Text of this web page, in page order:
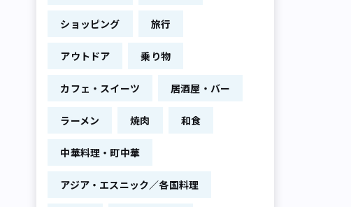
ショッピング 旅行
アウトドア 乗り物
カフェ・スイーツ 居酒屋・バー
ラーメン 焼肉 和食
中華料理・町中華
アジア・エスニック／各国料理